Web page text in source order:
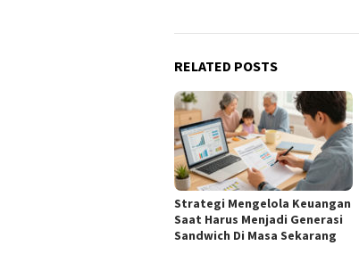
RELATED POSTS
Strategi Mengelola Keuangan
Saat Harus Menjadi Generasi
Sandwich Di Masa Sekarang